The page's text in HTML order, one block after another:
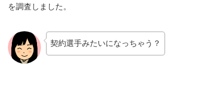
を調査しました。
契約選手みたいになっちゃう？